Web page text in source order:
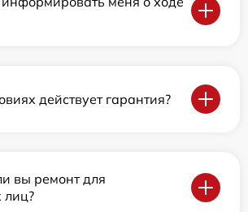
действует гарантия?
вы ремонт для
лиц?